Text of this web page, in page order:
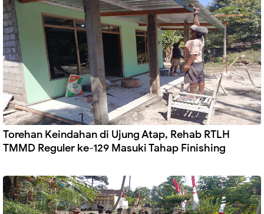
Torehan Keindahan di Ujung Atap, Rehab RTLH
TMMD Reguler ke-129 Masuki Tahap Finishing